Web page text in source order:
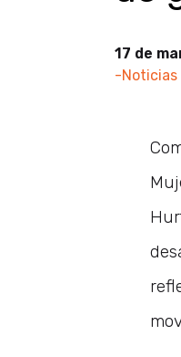
17 de
-Noticias